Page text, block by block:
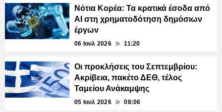
Νότια Κορέα: Τα κρατικά έσοδα από
AI στη χρηματοδότηση δημόσιων
έργων
06 Ιουλ 2026 11:20
Οι προκλήσεις του Σεπτεμβρίου:
Ακρίβεια, πακέτο ΔΕΘ, τέλος
Ταμείου Ανάκαμψης
05 Ιουλ 2026 08:06